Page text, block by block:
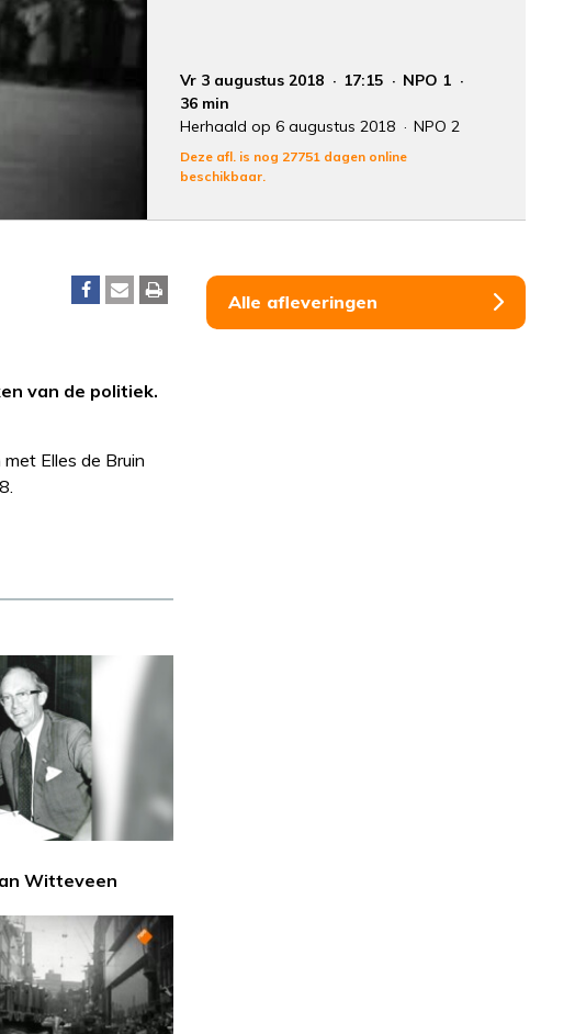
Vr 3 augustus 2018 17:15
NPO 1
36 min
Herhaald op 6 augustus 2018
NPO 2
Deze afl. is nog 27751 dagen online
beschikbaar.
van de politiek.
Elles de Bruin
Witteveen
Alle afleveringen